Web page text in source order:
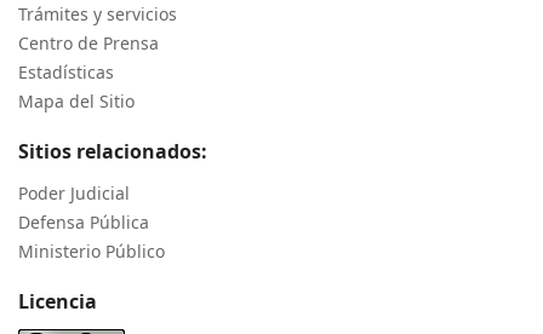
Trámites y servicios
Centro de Prensa
Estadísticas
Mapa del Sitio
Sitios relacionados:
Poder Judicial
Defensa Pública
Ministerio Público
Licencia